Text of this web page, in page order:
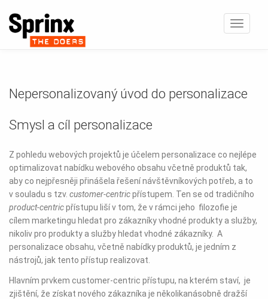
Nepersonalizovaný úvod do personalizace
Smysl a cíl personalizace
Z pohledu webových projektů je účelem personalizace co nejlépe
optimalizovat nabídku webového obsahu včetně produktů tak,
aby co nejpřesněji přinášela řešení návštěvníkových potřeb, a to
v souladu s tzv. customer-centricpřístupem. Ten se od tradičního
product-centricpřístupu liší v tom, že v rámci jeho filozofie je
cílem marketingu hledat pro zákazníky vhodné produkty a služby,
nikoliv pro produkty a služby hledat vhodné zákazníky. A
personalizace obsahu, včetně nabídky produktů, je jedním z
nástrojů, jak tento přístup realizovat.
Hlavním prvkem customer-centric přístupu, na kterém staví, je
zjištění, že získat nového zákazníka je několikanásobně dražší